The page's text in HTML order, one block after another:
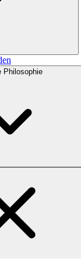
Philosophie